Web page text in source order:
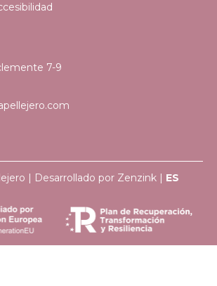
7-9
| Desarrollado por Zenzink | ES